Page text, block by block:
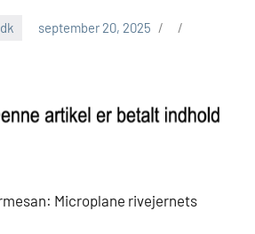
september 20, 2025
Microplane rivejernets